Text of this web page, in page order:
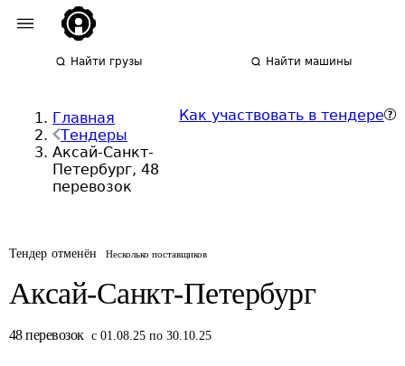
Найти грузы Найти машины
Главная
Тендеры
Аксай-Санкт-
Петербург, 48
перевозок
Как участвовать в тендере
Тендер отменён Несколько поставщиков
Аксай-Санкт-Петербург
48 перевозок с 01.08.25 по 30.10.25